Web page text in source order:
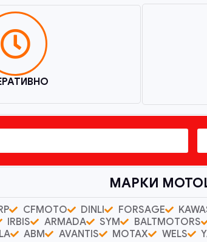
МАРКИ
CFMOTO DINLI FORSAGE
IRBIS ARMADA SYM BALTMOTORS
ABM AVANTIS MOTAX WELS